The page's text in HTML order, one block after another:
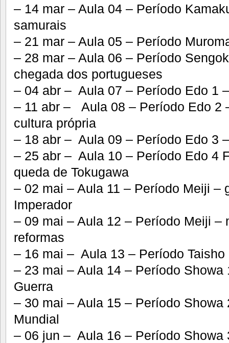
– 14 mar – Aula 04 – Período
samurais
– 21 mar – Aula 05 – Período
– 28 mar – Aula 06 – Período
chegada dos portugueses
– 04 abr – Aula 07 – Período Edo 1
– 11 abr – Aula 08 – Período Edo 2
cultura própria
– 18 abr – Aula 09 – Período Edo 3
– 25 abr – Aula 10 – Período Edo 4
queda de Tokugawa
– 02 mai – Aula 11 – Período Meiji –
Imperador
– 09 mai – Aula 12 – Período Meiji –
reformas
– 16 mai – Aula 13 – Período Taisho
– 23 mai – Aula 14 – Período Showa
Guerra
– 30 mai – Aula 15 – Período Showa
Mundial
– 06 jun – Aula 16 – Período Showa